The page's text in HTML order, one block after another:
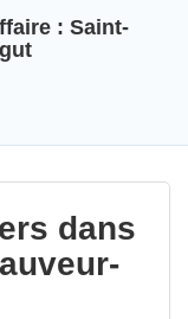
: Saint-
dans